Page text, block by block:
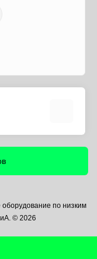
по низким
© 2026